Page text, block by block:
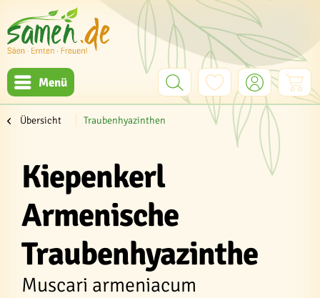
Menü
Übersicht Traubenhyazinthen
Kiepenkerl
Armenische
Traubenhyazinthe
Muscari armeniacum